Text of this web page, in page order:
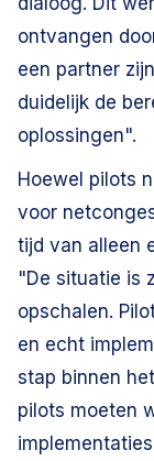
ontvangen
een partner
duidelijk de
oplossingen".
Hoewel pilots
voor
tijd van alleen
"De situatie is
opschalen.
en echt
stap binnen
pilots moeten